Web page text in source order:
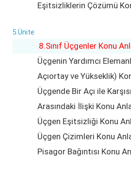
Eşitsizliklerin Çözümü
5.Ünite
8.Sınıf Üçgenler Konu
Üçgenin Yardımcı
Açıortay ve Yükseklik)
Üçgende Bir Açı ile
Arasındaki İlişki Konu
Üçgen Eşitsizliği Konu
Üçgen Çizimleri Konu
Pisagor Bağıntısı Konu